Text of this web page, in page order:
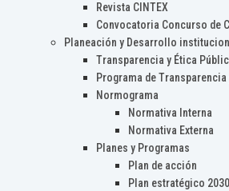
Revista CINTEX
Convocatoria Concurso de
Planeación y Desarrollo
Transparencia y Ética
Programa de
Normograma
Normativa Interna
Normativa Externa
Planes y Programas
Plan de acción
Plan estratégico 2030